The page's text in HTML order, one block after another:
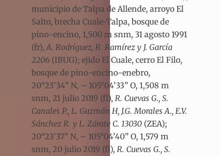
municipio de Talpa de Allende, arroyo El
Salto, brecha Cuale-Talpa, bosque de
pino-encino, 1,500 m snm, 31 agosto 1991
(fr), A. Rodríguez, R. Ramírez y J. García
2206 (IBUG); ejido El Cuale, cerro El Filo,
bosque de pino-encino-enebro,
20°23’34” N, – 105°04’33” O, 1,508 m
snm, 21 julio 2019 (fl), R. Cuevas G., S.
Canales P., L. Guzmán H, J.G. Morales A., E.V.
Sánchez R. y L. Zárate C. 13030 (ZEA);
20°23’37” N, – 105°04’40” O, 1,579 m
snm, 20 julio 2019 (fl), R. Cuevas G., S.